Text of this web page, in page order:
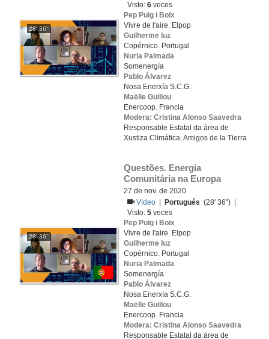
28' 36''
Visto:6 veces
Pep Puig i Boix
Vivre de l'aire. Elpop
Guilherme luz
Copérnico. Portugal
Nuria Palmada
Somenergía
Pablo Álvarez
Nosa Enerxía S.C.G.
Maëlle Guillou
Enercoop. Francia
Modera: Cristina Alonso Saavedra
Responsable Estatal da área de
Xustiza Climática, Amigos de la Tierra
28' 36''
Questões. Energia
Comunitária na Europa
27 de nov. de 2020
Vídeo
Portugués (28' 36'') |
Visto:5 veces
Pep Puig i Boix
Vivre de l'aire. Elpop
Guilherme luz
Copérnico. Portugal
Nuria Palmada
Somenergía
Pablo Álvarez
Nosa Enerxía S.C.G.
Maëlle Guillou
Enercoop. Francia
Modera: Cristina Alonso Saavedra
Responsable Estatal da área de